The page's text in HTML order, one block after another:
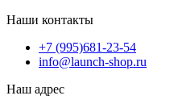
Наши контакты
+7 (995)681-23-54
info@launch-shop.ru
Наш адрес